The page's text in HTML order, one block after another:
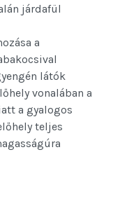
járdafül
a
látók
vonalában a
a gyalogos
teljes